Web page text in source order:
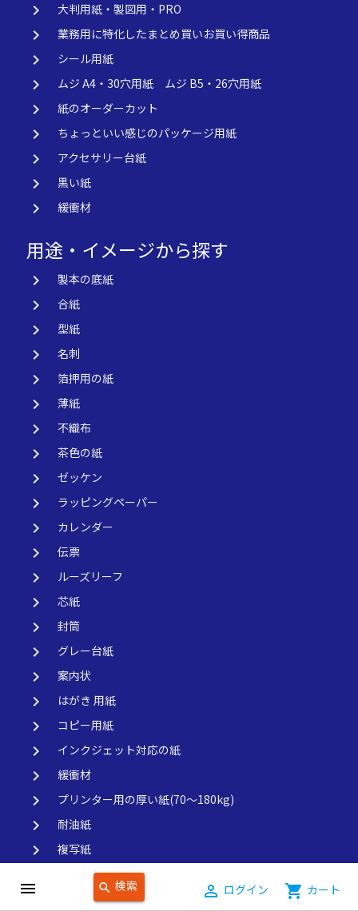
menu search 検索 person_outline ログイン shopping_cart カート
keyboard_arrow_right 大判用紙・製図用・PRO
keyboard_arrow_right 業務用に特化したまとめ買いお買い得商品
keyboard_arrow_right シール用紙
keyboard_arrow_right ムジ A4・30穴用紙 ムジ B5・26穴用紙
keyboard_arrow_right 紙のオーダーカット
keyboard_arrow_right ちょっといい感じのパッケージ用紙
keyboard_arrow_right アクセサリー台紙
keyboard_arrow_right 黒い紙
keyboard_arrow_right 緩衝材
用途・イメージから探す
keyboard_arrow_right 製本の底紙
keyboard_arrow_right 合紙
keyboard_arrow_right 型紙
keyboard_arrow_right 名刺
keyboard_arrow_right 箔押用の紙
keyboard_arrow_right 薄紙
keyboard_arrow_right 不織布
keyboard_arrow_right 茶色の紙
keyboard_arrow_right ゼッケン
keyboard_arrow_right ラッピングペーパー
keyboard_arrow_right カレンダー
keyboard_arrow_right 伝票
keyboard_arrow_right ルーズリーフ
keyboard_arrow_right 芯紙
keyboard_arrow_right 封筒
keyboard_arrow_right グレー台紙
keyboard_arrow_right 案内状
keyboard_arrow_right はがき 用紙
keyboard_arrow_right コピー用紙
keyboard_arrow_right インクジェット対応の紙
keyboard_arrow_right 緩衝材
keyboard_arrow_right プリンター用の厚い紙(70～180kg)
keyboard_arrow_right 耐油紙
keyboard_arrow_right 複写紙
keyboard_arrow_right 水に強い紙